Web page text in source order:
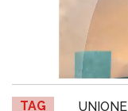
TAG